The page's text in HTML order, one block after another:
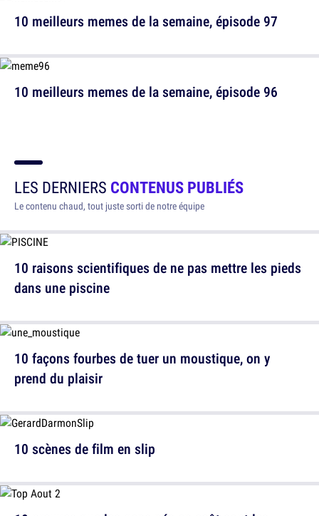
10 meilleurs memes de la semaine, épisode 96
10 meilleurs memes de la semaine, épisode 97
LES DERNIERS CONTENUS PUBLIÉS
Le contenu chaud, tout juste sorti de notre équipe
10 raisons scientifiques de ne pas mettre les pieds
dans une piscine
10 scènes de film en slip
10 façons fourbes de tuer un moustique, on y
prend du plaisir